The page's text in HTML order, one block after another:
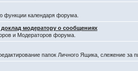
функции календаря форума.
модератору о сообщениях
и Модераторов форума.
папок Личного Ящика, слежение за